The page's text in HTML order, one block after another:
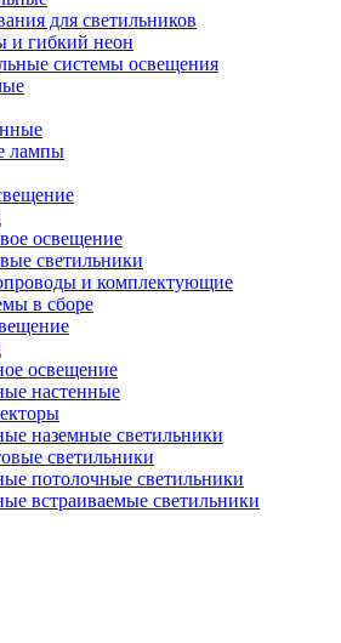
для светильников
и гибкий неон
системы освещения
лампы
освещение
светильники
и комплектующие
в сборе
освещение
настенные
наземные светильники
светильники
потолочные светильники
встраиваемые светильники